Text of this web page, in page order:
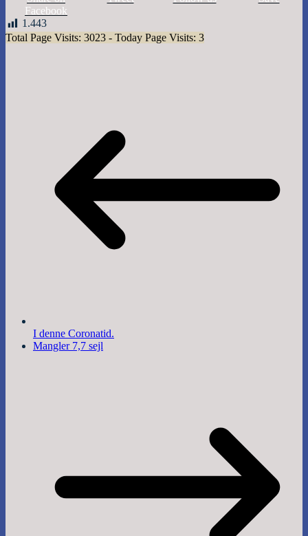
Facebook
1.443
Total Page Visits: 3023 - Today Page Visits: 3
I denne Coronatid.
Mangler 7,7 sejl